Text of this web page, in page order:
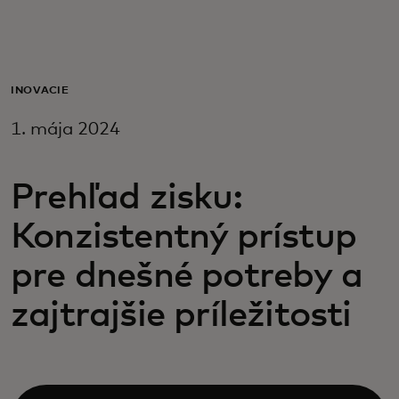
Pre firmy
Pre inovátorov
Novinky a trendy
INOVÁCIE
1. mája 2024
Prehľad zisku:
Konzistentný prístup
pre dnešné potreby a
zajtrajšie príležitosti